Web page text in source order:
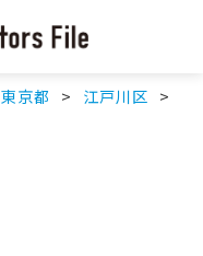
東京都 江戸川区